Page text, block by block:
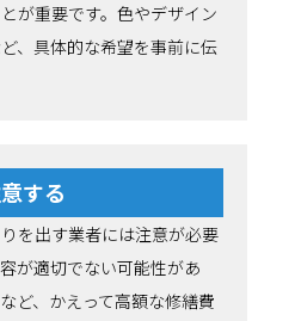
が重要です。色やデザイン
、具体的な希望を事前に伝
する
を出す業者には注意が必要
が適切でない可能性があ
ど、かえって高額な修繕費